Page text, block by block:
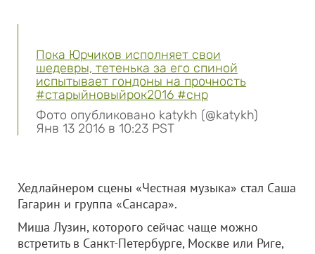
Пока Юрчиков исполняет свои
шедевры, тетенька за его спиной
испытывает гондоны на прочность
#старыйновыйрок2016 #снр
Фото опубликовано katykh (@katykh)
Янв 13 2016 в 10:23 PST
Хедлайнером сцены «Честная музыка» стал Саша
Гагарин и группа «Сансара».
Миша Лузин, которого сейчас чаще можно
встретить в Санкт-Петербурге, Москве или Риге,